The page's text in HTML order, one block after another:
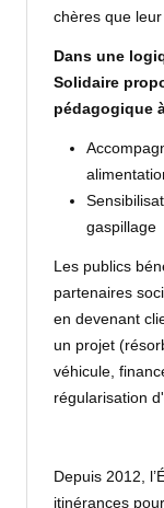
chères que
Dans une
Solidaire
pédagogique
gaspillage
Les publics
partenaires
en devenant
un projet
véhicule,
régularisation
Depuis 2012,
itinérances